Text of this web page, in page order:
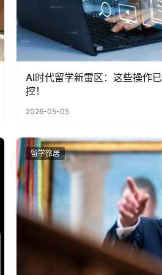
AI时代留学新雷区：这些操作
控！
2026-05-05
留学旅居